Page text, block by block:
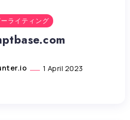
ーライティング
1 April 2023